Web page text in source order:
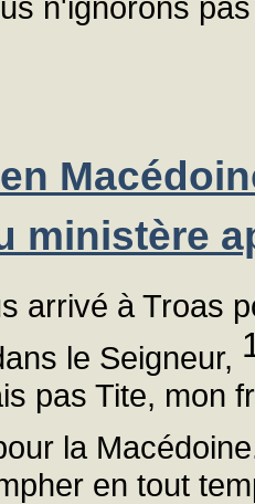
n'ignorons
ministère
arrivé à Troas
le Seigneur,
pas Tite, mon
la
en tout